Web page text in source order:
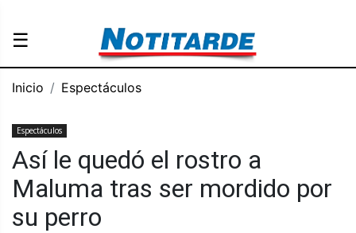
☰
Inicio Espectáculos
Espectáculos
Así le quedó el rostro a
Maluma tras ser mordido por
su perro